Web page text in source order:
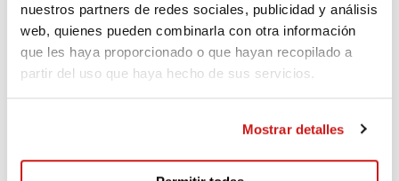
nuestros partners de redes sociales, publicidad y análisis
web, quienes pueden combinarla con otra información
que les haya proporcionado o que hayan recopilado a
partir del uso que haya hecho de sus servicios.
Mostrar detalles
Sara
Hace 1.355 días